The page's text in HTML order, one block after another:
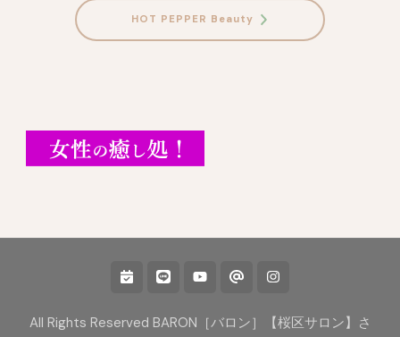
HOT PEPPER Beauty
All Rights Reserved BARON［バロン］【桜区サロン】さ